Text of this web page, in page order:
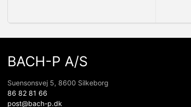
BACH-P A/S
Suensonsvej 5, 8600 Silkeborg
86 82 81 66
post@bach-p.dk